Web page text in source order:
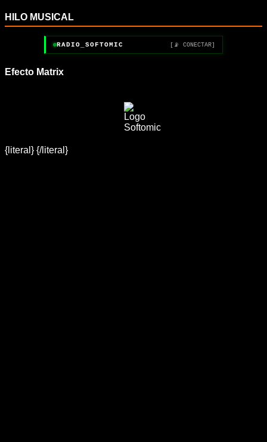
HILO MUSICAL
RADIO_SOFTOMIC [📡 CONECTAR]
Efecto Matrix
{literal} {/literal}